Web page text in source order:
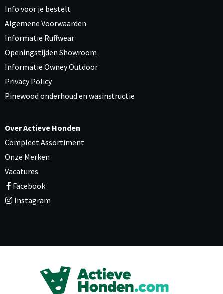
Info voor je bestelt
Algemene Voorwaarden
Informatie Ruffwear
Openingstijden Showroom
Informatie Owney Outdoor
Privacy Policy
Pinewood onderhoud en wasinstructie
Over Actieve Honden
Compleet Assortiment
Onze Merken
Vacatures
Facebook
Instagram